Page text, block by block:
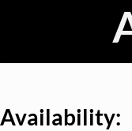
Availability: